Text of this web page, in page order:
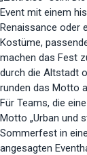
Event mit einem
Renaissance oder
Kostüme,
machen das Fest
durch die Altstadt
runden das Motto
Für Teams, die
Motto „Urban und
Sommerfest in
angesagten